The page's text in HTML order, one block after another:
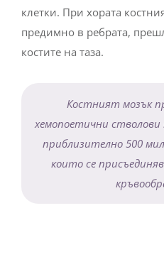
клетки. При хората
предимно в ребрата,
костите на таза.
Костният мозък
хемопоетични
приблизително 500
които се